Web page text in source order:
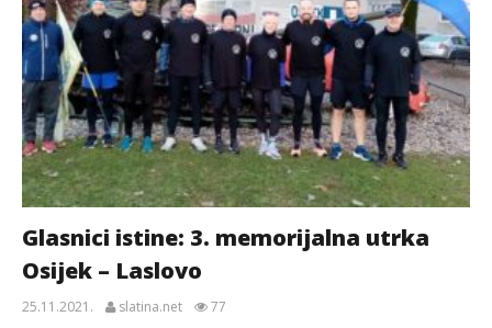
Glasnici istine: 3. memorijalna utrka
Osijek – Laslovo
25.11.2021. slatina.net 77